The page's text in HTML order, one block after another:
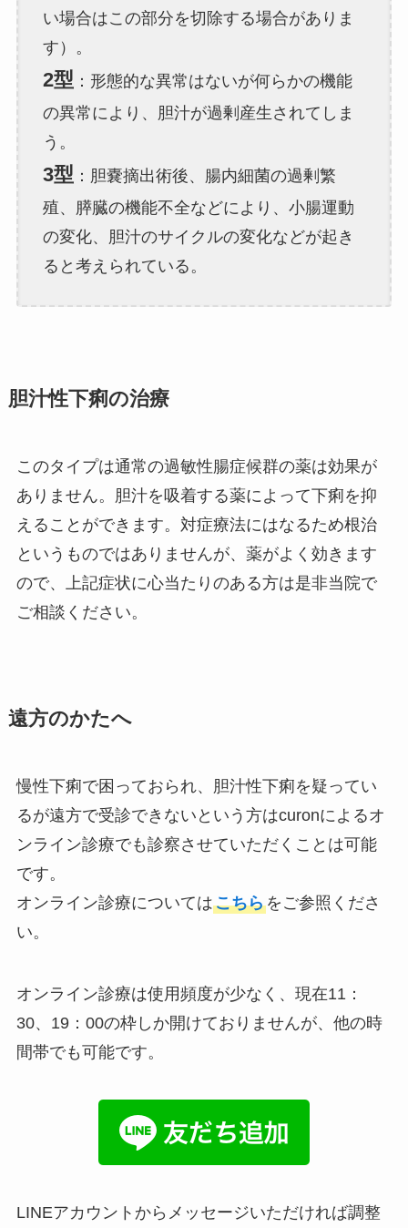
い場合はこの部分を切除する場合がありま
す）。
2型 ：形態的な異常はないが何らかの機能
の異常により、胆汁が過剰産生されてしま
う。
3型 ：胆嚢摘出術後、腸内細菌の過剰繁
殖、膵臓の機能不全などにより、小腸運動
の変化、胆汁のサイクルの変化などが起き
ると考えられている。
胆汁性下痢の治療
このタイプは通常の過敏性腸症候群の薬は効果が
ありません。胆汁を吸着する薬によって下痢を抑
えることができます。対症療法にはなるため根治
というものではありませんが、薬がよく効きます
ので、上記症状に心当たりのある方は是非当院で
ご相談ください。
遠方のかたへ
慢性下痢で困っておられ、胆汁性下痢を疑ってい
るが遠方で受診できないという方はcuronによるオ
ンライン診療でも診察させていただくことは可能
です。
オンライン診療についてはこちらをご参照くださ
い。
オンライン診療は使用頻度が少なく、現在11：
30、19：00の枠しか開けておりませんが、他の時
間帯でも可能です。
LINEアカウントからメッセージいただければ調整